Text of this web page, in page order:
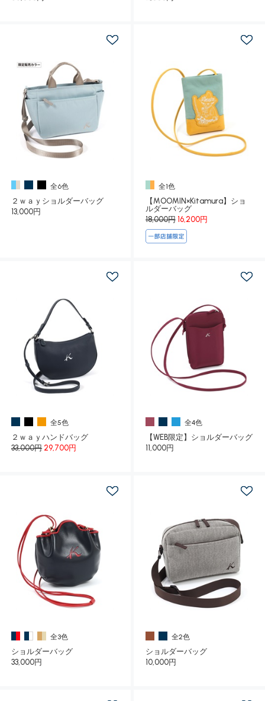
全6色
２ｗａｙショルダーバッグ
13,000円
全1色
【MOOMIN×Kitamura】ショ
ルダーバッグ
18,000円 16,200円
全5色
２ｗａｙハンドバッグ
33,000円 29,700円
全4色
【WEB限定】ショルダーバッグ
11,000円
全3色
ショルダーバッグ
33,000円
全2色
ショルダーバッグ
10,000円